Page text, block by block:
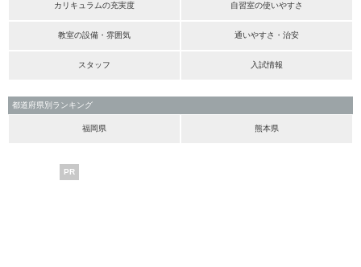
カリキュラムの充実度 自習室の使いやすさ
教室の設備・雰囲気 通いやすさ・治安
スタッフ 入試情報
都道府県別ランキング
福岡県 熊本県
PR